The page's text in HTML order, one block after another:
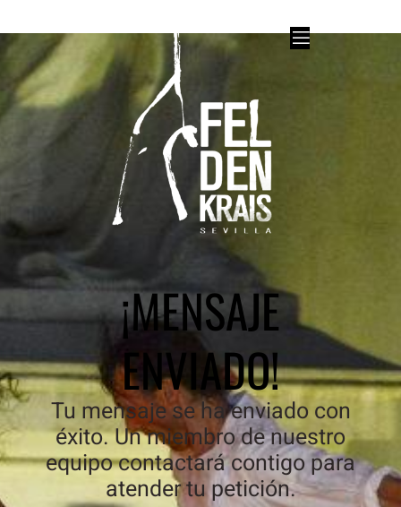
¡MENSAJE
ENVIADO!
Tu mensaje se ha enviado con
éxito. Un miembro de nuestro
equipo contactará contigo para
atender tu petición.